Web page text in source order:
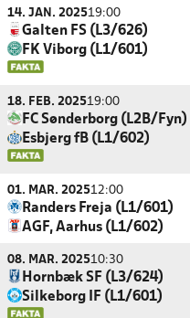
14. JAN. 202519:00
Galten FS (L3/626)
FK Viborg (L1/601)
18. FEB. 202519:00
FC Sønderborg (L2B/Fyn)
Esbjerg fB (L1/602)
01. MAR. 202512:00
Randers Freja (L1/601)
AGF, Aarhus (L1/602)
08. MAR. 202510:30
Hornbæk SF (L3/624)
Silkeborg IF (L1/601)